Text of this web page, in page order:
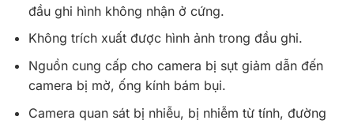
đầu ghi hình không nhận ở cứng.
Không trích xuất được hình ảnh trong đầu ghi.
Nguồn cung cấp cho camera bị sụt giảm dẫn đến
camera bị mờ, ống kính bám bụi.
Camera quan sát bị nhiễu, bị nhiễm từ tính, đường